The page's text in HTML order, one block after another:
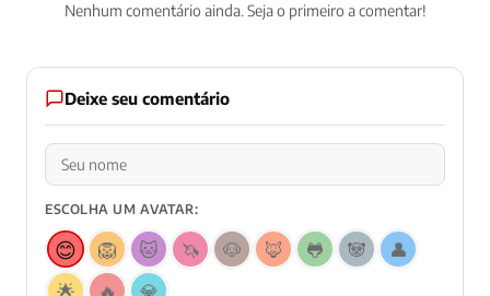
Nenhum comentário ainda. Seja o primeiro a comentar!
Deixe seu comentário
ESCOLHA UM AVATAR:
😊 🦁 🐱 🦄 🐶 🦊 🐸 🐼
👤
🌟
🔥 💎